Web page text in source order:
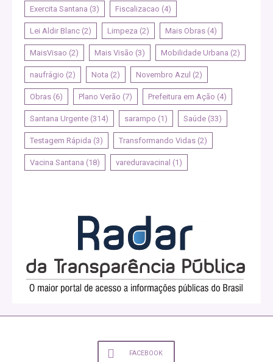
Exercita Santana (3) Fiscalizacao (4)
Lei Aldir Blanc (2) Limpeza (2) Mais Obras (4)
MaisVisao (2) Mais Visão (3) Mobilidade Urbana (2)
naufrágio (2) Nota (2) Novembro Azul (2)
Obras (6) Plano Verão (7) Prefeitura em Ação (4)
Santana Urgente (314) sarampo (1) Saúde (33)
Testagem Rápida (3) Transformando Vidas (2)
Vacina Santana (18) vareduravacinal (1)
FACEBOOK